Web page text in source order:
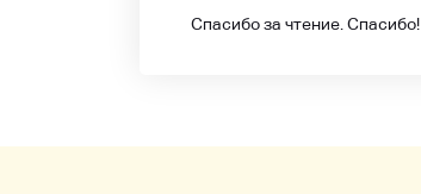
Спасибо за чтение. Спасибо!